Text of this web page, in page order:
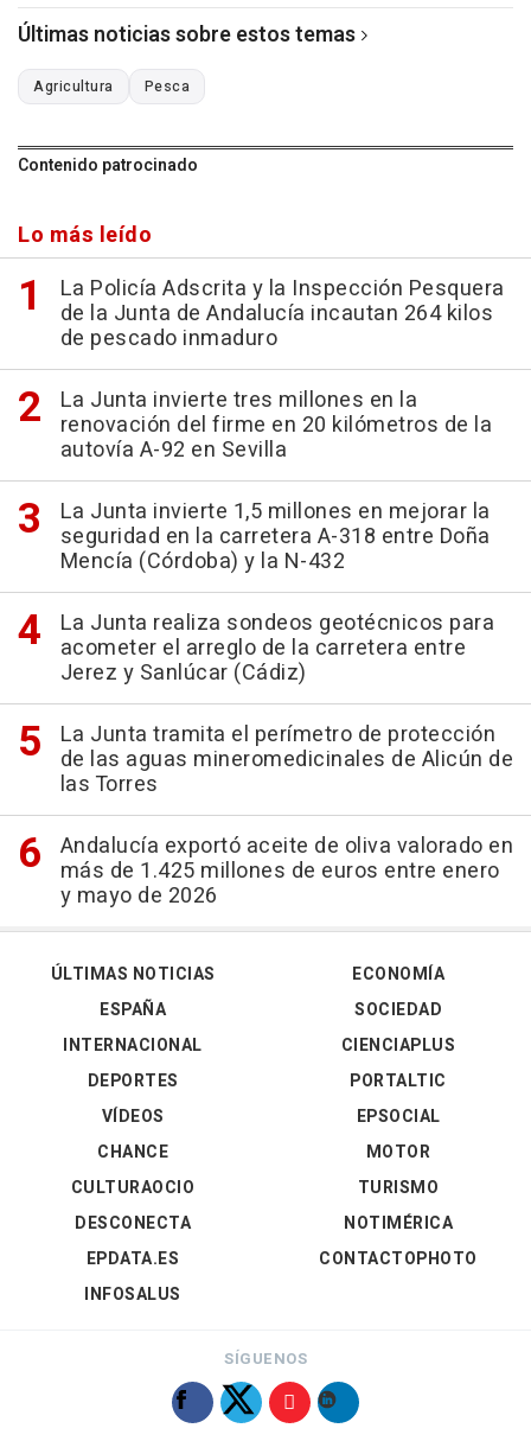
Últimas noticias sobre estos temas
Agricultura Pesca
Contenido patrocinado
Lo más leído
La Policía Adscrita y la Inspección Pesquera
de la Junta de Andalucía incautan 264 kilos
de pescado inmaduro
La Junta invierte tres millones en la
renovación del firme en 20 kilómetros de la
autovía A-92 en Sevilla
La Junta invierte 1,5 millones en mejorar la
seguridad en la carretera A-318 entre Doña
Mencía (Córdoba) y la N-432
La Junta realiza sondeos geotécnicos para
acometer el arreglo de la carretera entre
Jerez y Sanlúcar (Cádiz)
La Junta tramita el perímetro de protección
de las aguas mineromedicinales de Alicún de
las Torres
Andalucía exportó aceite de oliva valorado en
más de 1.425 millones de euros entre enero
y mayo de 2026
ÚLTIMAS NOTICIAS
ESPAÑA
INTERNACIONAL
DEPORTES
VÍDEOS
ECONOMÍA
SOCIEDAD
CIENCIAPLUS
PORTALTIC
EPSOCIAL
CHANCE
CULTURAOCIO
DESCONECTA
EPDATA.ES
INFOSALUS
MOTOR
TURISMO
NOTIMÉRICA
CONTACTOPHOTO
SÍGUENOS